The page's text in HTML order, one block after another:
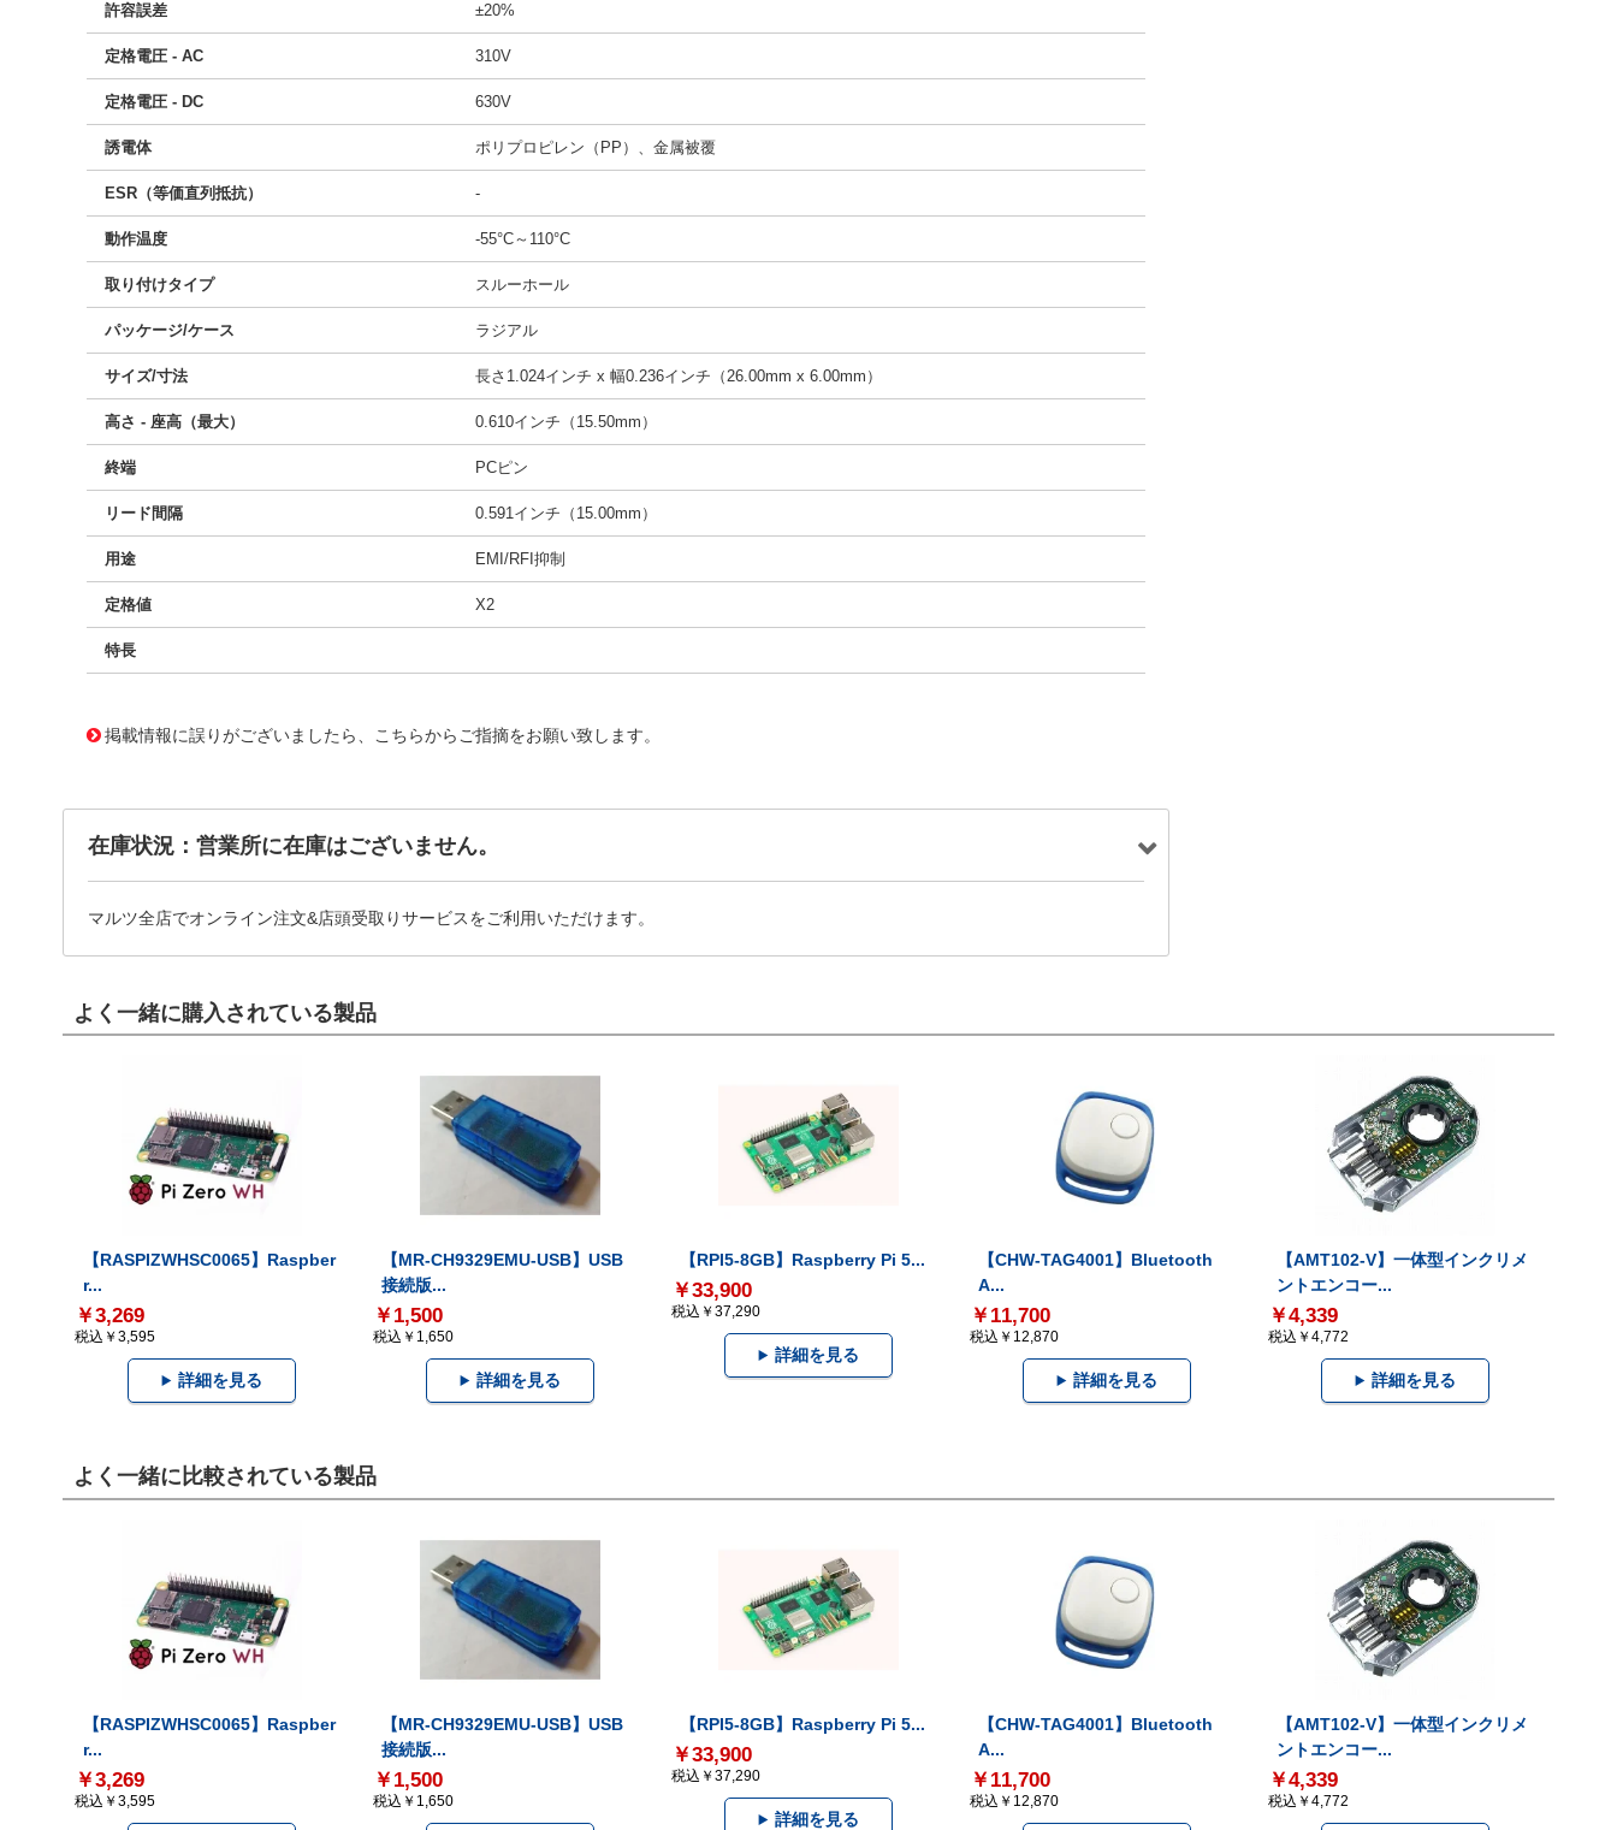
許容誤差 ±20%
定格電圧 - AC 310V
定格電圧 - DC 630V
誘電体 ポリプロピレン（PP）、金属被覆
ESR（等価直列抵抗） -
動作温度 -55°C～110°C
取り付けタイプ スルーホール
パッケージ/ケース ラジアル
サイズ/寸法 長さ1.024インチ x 幅0.236インチ（26.00mm x 6.00mm）
高さ - 座高（最大） 0.610インチ（15.50mm）
終端 PCピン
リード間隔 0.591インチ（15.00mm）
用途 EMI/RFI抑制
定格値 X2
特長
掲載情報に誤りがございましたら、こちらからご指摘をお願い致します。
在庫状況：営業所に在庫はございません。
マルツ全店でオンライン注文&店頭受取りサービスをご利用いただけます。
よく一緒に購入されている製品
【RASPIZWHSC0065】Raspber
r...
￥3,269
税込￥3,595
詳細を見る
【MR-CH9329EMU-USB】USB
接続版...
￥1,500
税込￥1,650
詳細を見る
【RPI5-8GB】Raspberry Pi 5...
￥33,900
税込￥37,290
詳細を見る
【CHW-TAG4001】Bluetooth
A...
￥11,700
税込￥12,870
詳細を見る
【AMT102-V】一体型インクリメ
ントエンコー...
￥4,339
税込￥4,772
詳細を見る
よく一緒に比較されている製品
【RASPIZWHSC0065】Raspber
r...
￥3,269
税込￥3,595
【MR-CH9329EMU-USB】USB
接続版...
￥1,500
税込￥1,650
【RPI5-8GB】Raspberry Pi 5...
￥33,900
税込￥37,290
詳細を見る
【CHW-TAG4001】Bluetooth
A...
￥11,700
税込￥12,870
【AMT102-V】一体型インクリメ
ントエンコー...
￥4,339
税込￥4,772